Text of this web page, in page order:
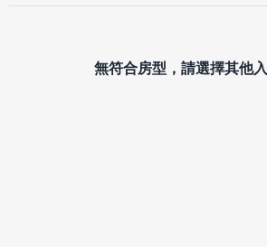
無符合房型，請選擇其他入